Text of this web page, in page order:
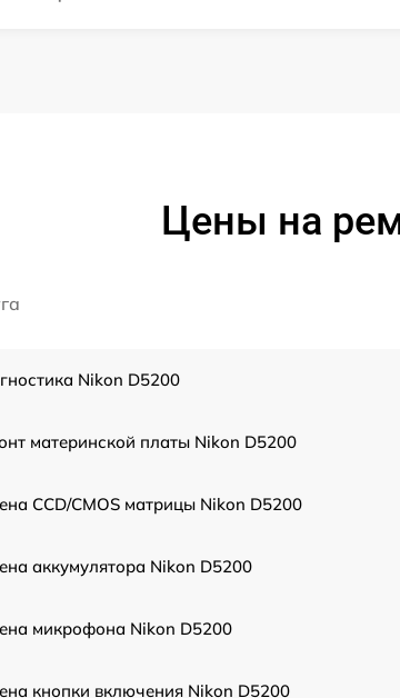
Цены на
Nikon D5200
материнской платы Nikon D5200
CCD/CMOS матрицы Nikon D5200
аккумулятора Nikon D5200
микрофона Nikon D5200
кнопки включения Nikon D5200